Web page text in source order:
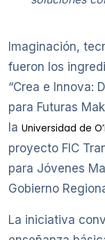
Imaginación,
fueron los
“Crea e Innova:
para Futuras
la Universidad de
proyecto FIC
para Jóvenes
Gobierno
La iniciativa